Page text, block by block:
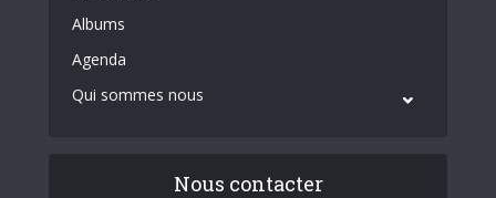
Albums
Agenda
Qui sommes nous
Nous contacter